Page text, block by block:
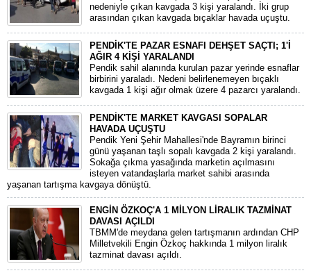
nedeniyle çıkan kavgada 3 kişi yaralandı. İki grup
arasından çıkan kavgada bıçaklar havada uçuştu.
PENDİK'TE PAZAR ESNAFI DEHŞET SAÇTI; 1'İ
AĞIR 4 KİŞİ YARALANDI
Pendik sahil alanında kurulan pazar yerinde esnaflar
birbirini yaraladı. Nedeni belirlenemeyen bıçaklı
kavgada 1 kişi ağır olmak üzere 4 pazarcı yaralandı.
PENDİK'TE MARKET KAVGASI SOPALAR
HAVADA UÇUŞTU
Pendik Yeni Şehir Mahallesi'nde Bayramın birinci
günü yaşanan taşlı sopalı kavgada 2 kişi yaralandı.
Sokağa çıkma yasağında marketin açılmasını
isteyen vatandaşlarla market sahibi arasında
yaşanan tartışma kavgaya dönüştü.
ENGİN ÖZKOÇ'A 1 MİLYON LİRALIK TAZMİNAT
DAVASI AÇILDI
TBMM'de meydana gelen tartışmanın ardından CHP
Milletvekili Engin Özkoç hakkında 1 milyon liralık
tazminat davası açıldı.